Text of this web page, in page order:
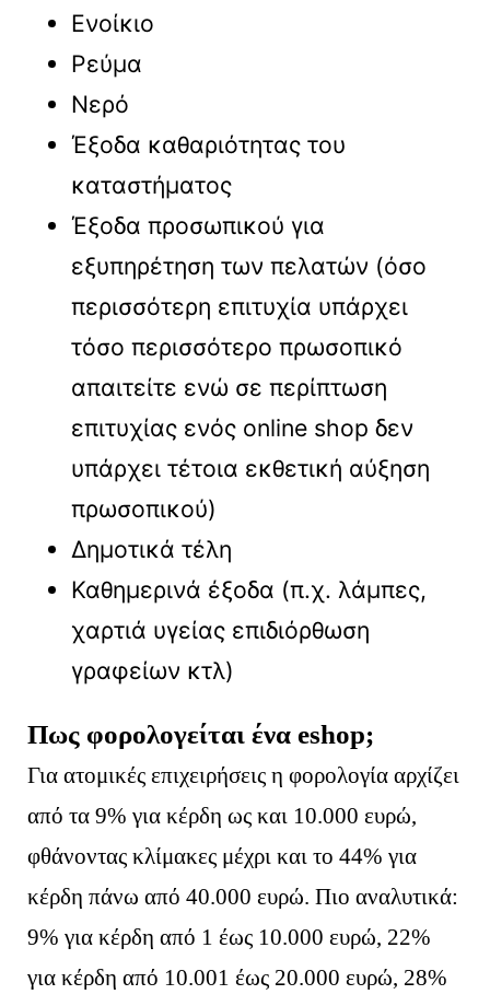
Ενοίκιο
Ρεύμα
Νερό
Έξοδα καθαριότητας του
καταστήματος
Έξοδα προσωπικού για
εξυπηρέτηση των πελατών (όσο
περισσότερη επιτυχία υπάρχει
τόσο περισσότερο πρωσοπικό
απαιτείτε ενώ σε περίπτωση
επιτυχίας ενός online shop δεν
υπάρχει τέτοια εκθετική αύξηση
πρωσοπικού)
Δημοτικά τέλη
Καθημερινά έξοδα (π.χ. λάμπες,
χαρτιά υγείας επιδιόρθωση
γραφείων κτλ)
Πως φορολογείται ένα eshop;
Για ατομικές επιχειρήσεις η φορολογία αρχίζει
από τα 9% για κέρδη ως και 10.000 ευρώ,
φθάνοντας κλίμακες μέχρι και το 44% για
κέρδη πάνω από 40.000 ευρώ. Πιο αναλυτικά:
9% για κέρδη από 1 έως 10.000 ευρώ, 22%
για κέρδη από 10.001 έως 20.000 ευρώ, 28%